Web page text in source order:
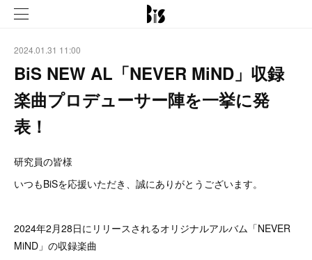
2024.01.31 11:00
BiS NEW AL「NEVER MiND」収録
楽曲プロデューサー陣を一挙に発
表！
研究員の皆様
いつもBiSを応援いただき、誠にありがとうございます。
2024年2月28日にリリースされるオリジナルアルバム「NEVER
MiND」の収録楽曲